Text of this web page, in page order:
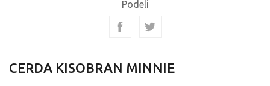
Podeli
CERDA KISOBRAN MINNIE